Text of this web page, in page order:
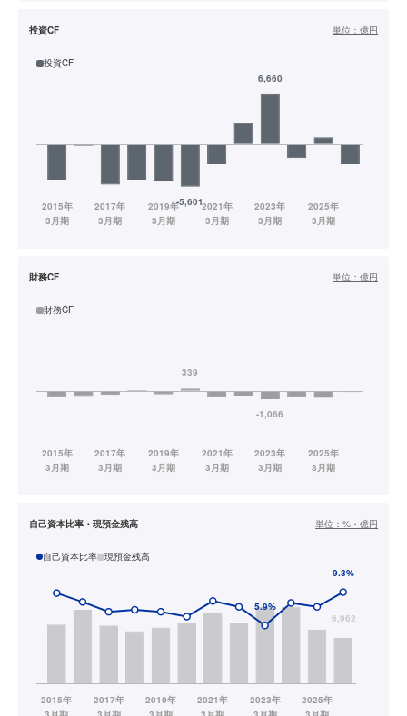
投資CF 単位： 億円
投資CF
財務CF 単位： 億円
財務CF
自己資本比率・現預金残高 単位： %・億円
自己資本比率 現預金残高